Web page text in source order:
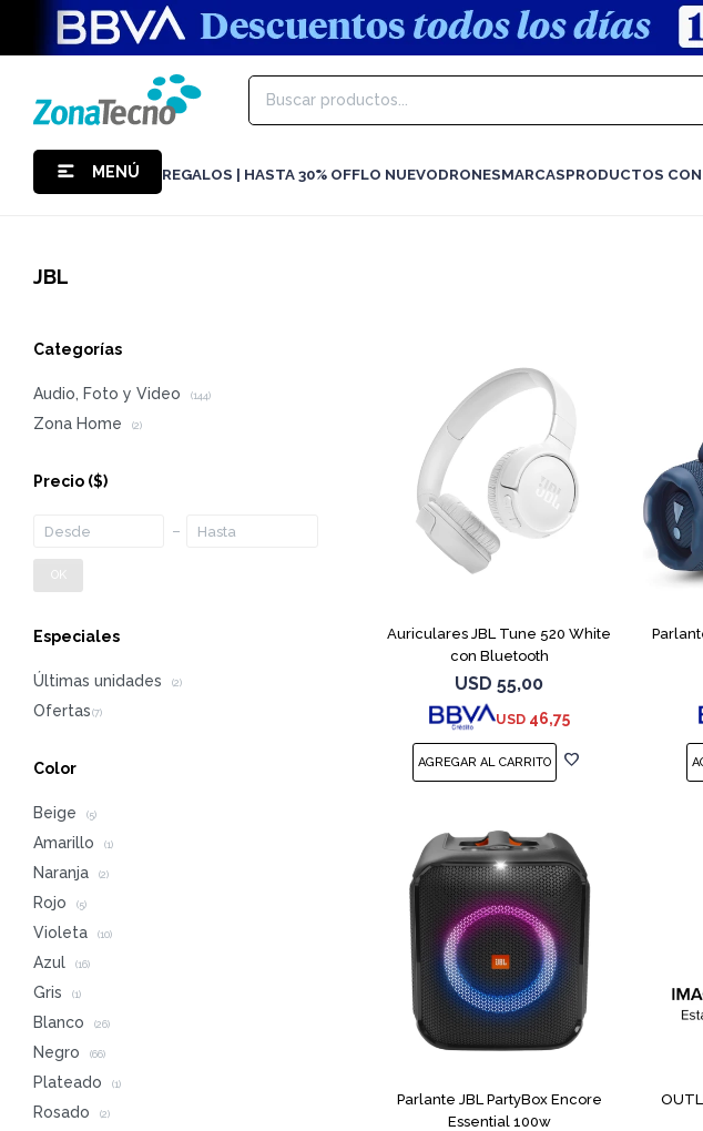
MENÚ REGALOS | HASTA 30% OFFLO NUEVODRONESMARCASPRODUCTOS
JBL
Auriculares JBL Tune 520 White
con Bluetooth
USD 55,00
USD 46,75
Parlante JBL PartyBox Encore
Essential 100w
Categorías
Audio, Foto y Video (144)
Zona Home (2)
Precio ($)
OK
Especiales
Últimas unidades (2)
Color
Beige (5)
Amarillo (1)
Naranja (2)
Rojo (5)
Violeta (10)
Azul (16)
Gris (1)
Blanco (26)
Negro (66)
Plateado (1)
Rosado (2)